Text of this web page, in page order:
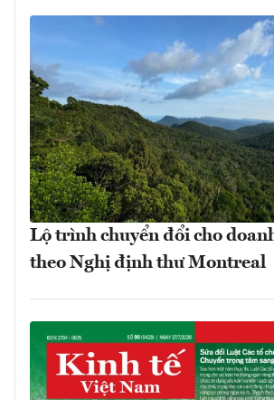
Lộ trình chuyển đổi cho
theo Nghị định thư Montreal